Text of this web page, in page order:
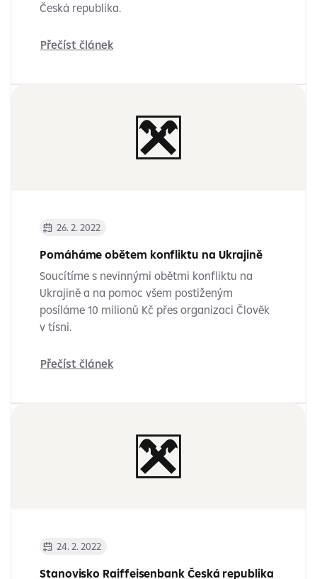
Česká republika.
Přečíst článek
26. 2. 2022
Pomáháme obětem konfliktu na Ukrajině
Soucítíme s nevinnými obětmi konfliktu na
Ukrajině a na pomoc všem postiženým
posíláme 10 milionů Kč přes organizaci Člověk
v tísni.
Přečíst článek
24. 2. 2022
Stanovisko Raiffeisenbank Česká republika